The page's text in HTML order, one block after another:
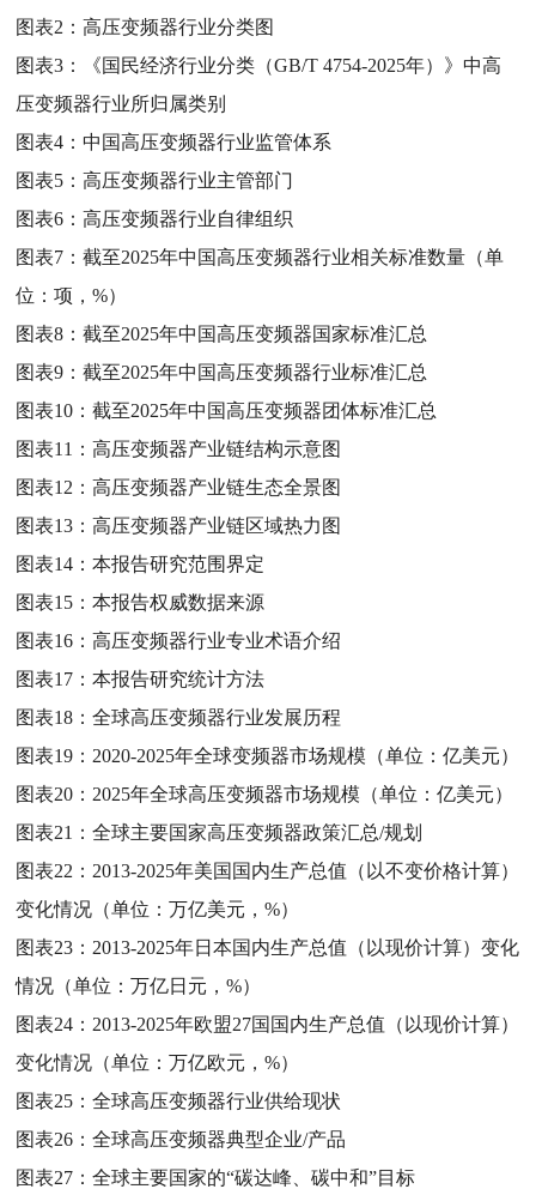
图表2：高压变频器行业分类图
图表3：
《国民经济行业分类（GB/T 4754-2025年）》中高
压变频器行业所归属类别
图表4：中国高压变频器行业监管体系
图表5：高压变频器行业主管部门
图表6：高压变频器行业自律组织
图表7：截至2025年中国高压变频器行业相关标准数量（单
位：项，%）
图表8：截至2025年中国高压变频器国家标准汇总
图表9：截至2025年中国高压变频器行业标准汇总
图表10：截至2025年中国高压变频器团体标准汇总
图表11：高压变频器产业链结构示意图
图表12：高压变频器产业链生态全景图
图表13：高压变频器产业链区域热力图
图表14：本报告研究范围界定
图表15：本报告权威数据来源
图表16：高压变频器行业专业术语介绍
图表17：本报告研究统计方法
图表18：全球高压变频器行业发展历程
图表19： 2020-2025年全球变频器市场规模（单位：亿美元）
图表20： 2025年全球高压变频器市场规模（单位：亿美元）
图表21：全球主要国家高压变频器政策汇总/规划
图表22： 2013-2025年美国国内生产总值（以不变价格计算）
变化情况（单位：万亿美元，%）
图表23： 2013-2025年日本国内生产总值（以现价计算）变化
情况（单位：万亿日元，%）
图表24： 2013-2025年欧盟27国国内生产总值（以现价计算）
变化情况（单位：万亿欧元，%）
图表25：全球高压变频器行业供给现状
图表26：全球高压变频器典型企业/产品
图表27：全球主要国家的“碳达峰、碳中和”目标